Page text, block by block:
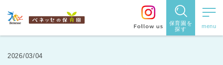
保育園を
探す
保育園を探す
2026/03/04